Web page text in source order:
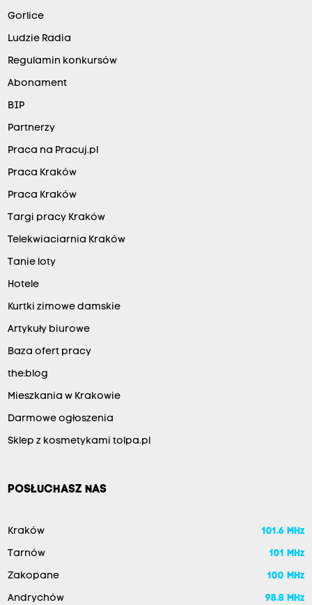
Gorlice
Ludzie Radia
Regulamin konkursów
Abonament
BIP
Partnerzy
Praca na Pracuj.pl
Praca Kraków
Praca Kraków
Targi pracy Kraków
Telekwiaciarnia Kraków
Tanie loty
Hotele
Kurtki zimowe damskie
Artykuły biurowe
Baza ofert pracy
the:blog
Mieszkania w Krakowie
Darmowe ogłoszenia
Sklep z kosmetykami tolpa.pl
POSŁUCHASZ NAS
Kraków 101.6 MHz
Tarnów 101 MHz
Zakopane 100 MHz
Andrychów 98.8 MHz